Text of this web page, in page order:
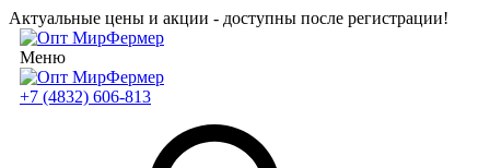
Актуальные цены и акции - доступны после регистрации!
Меню
+7 (4832) 606-813